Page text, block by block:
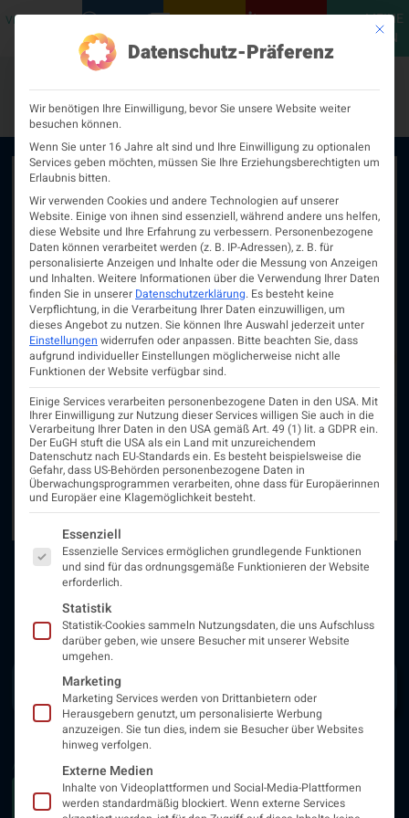
VERANSTALTUNGENPODCASTS NEUROLOGISCH KONTAKT
MEINE
ÖGN
Player
00:00
ANHÖREN AUF
Mit
Datenschutz-Präferenz
Wir benötigen Ihre Einwilligung, bevor Sie unsere Website weiter
besuchen können.
Wenn Sie unter 16 Jahre alt sind und Ihre Einwilligung zu optionalen
Services geben möchten, müssen Sie Ihre Erziehungsberechtigten um
Erlaubnis bitten.
Wir verwenden Cookies und andere Technologien auf unserer
Website. Einige von ihnen sind essenziell, während andere uns helfen,
diese Website und Ihre Erfahrung zu verbessern. Personenbezogene
Daten können verarbeitet werden (z. B. IP-Adressen), z. B. für
personalisierte Anzeigen und Inhalte oder die Messung von Anzeigen
und Inhalten.Weitere Informationen über die Verwendung Ihrer Daten
finden Sie in unserer Datenschutzerklärung. Es besteht keine
Verpflichtung, in die Verarbeitung Ihrer Daten einzuwilligen, um
dieses Angebot zu nutzen.Sie können Ihre Auswahl jederzeit unter
Einstellungen widerrufen oder anpassen. Bitte beachten Sie, dass
aufgrund individueller Einstellungen möglicherweise nicht alle
Funktionen der Website verfügbar sind.
Einige Services verarbeiten personenbezogene Daten in den USA. Mit
Ihrer Einwilligung zur Nutzung dieser Services willigen Sie auch in die
Verarbeitung Ihrer Daten in den USA gemäß Art. 49 (1) lit. a GDPR ein.
Der EuGH stuft die USA als ein Land mit unzureichendem
Datenschutz nach EU-Standards ein. Es besteht beispielsweise die
Gefahr, dass US-Behörden personenbezogene Daten in
Überwachungsprogrammen verarbeiten, ohne dass für Europäerinnen
und Europäer eine Klagemöglichkeit besteht.
Es folgt eine Liste der Service-Gruppen, für die eine
Essenziell
Essenzielle Services ermöglichen grundlegende Funktionen
und sind für das ordnungsgemäße Funktionieren der Website
erforderlich.
Statistik
Statistik-Cookies sammeln Nutzungsdaten, die uns Aufschluss
darüber geben, wie unsere Besucher mit unserer Website
umgehen.
Marketing
Marketing Services werden von Drittanbietern oder
Herausgebern genutzt, um personalisierte Werbung
anzuzeigen. Sie tun dies, indem sie Besucher über Websites
hinweg verfolgen.
Externe Medien
Inhalte von Videoplattformen und Social-Media-Plattformen
werden standardmäßig blockiert. Wenn externe Services